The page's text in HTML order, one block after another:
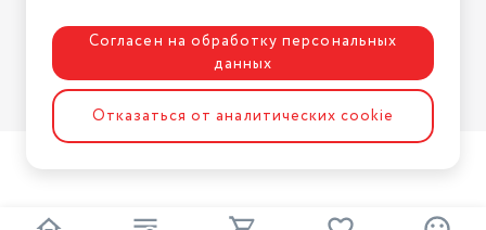
Разработка сайтаASTDESIGN
Согласен на обработку персональных
данных
Отказаться от аналитических cookie